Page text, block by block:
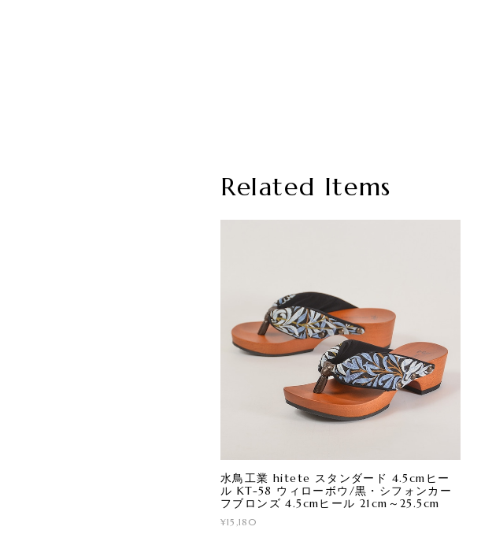
Related Items
水鳥工業 hitete スタンダード 4.5cmヒー
ル KT-58 ウィローボウ/黒・シフォンカー
フブロンズ 4.5cmヒール 21cm～25.5cm
¥15,180